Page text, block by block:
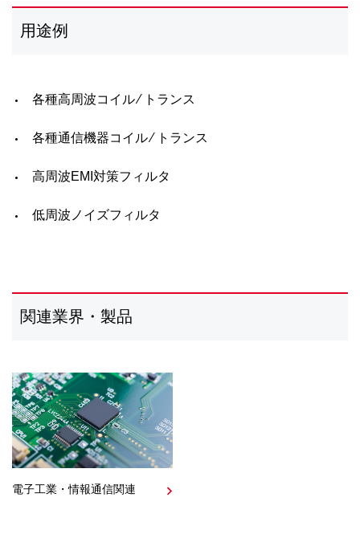
用途例
各種高周波コイル ⁄ トランス
各種通信機器コイル ⁄ トランス
高周波EMI対策フィルタ
低周波ノイズフィルタ
関連業界・製品
電子工業・情報通信関連